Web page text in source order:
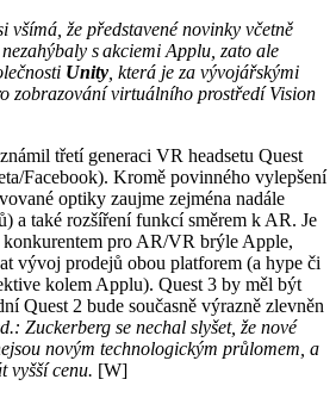
všímá, že představené novinky včetně
s akciemi Applu, zato ale
Unity , která je za vývojářskými
zobrazování virtuálního prostředí Vision
třetí generaci VR headsetu Quest
Facebook). Kromě povinného vylepšení
optiky zaujme zejména nadále
a také rozšíření funkcí směrem k AR. Je
konkurentem pro AR/VR brýle Apple,
vývoj prodejů obou platforem (a hype či
kolem Applu). Quest 3 by měl být
Quest 2 bude současně výrazně zlevněn
Zuckerberg se nechal slyšet, že nové
novým technologickým průlomem, a
vyšší cenu. [W]